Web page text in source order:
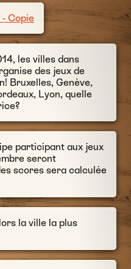
les villes dans
des jeux de
Bruxelles, Genève,
Lyon, quelle
participant aux jeux
seront
scores sera calculée
la ville la plus